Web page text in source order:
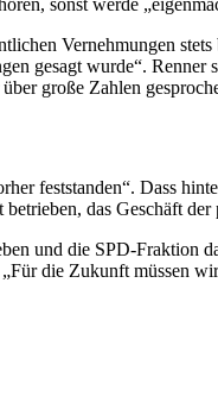
Vernehmungen
gesagt wurde“. Renner
große Zahlen
feststanden“. Dass
das Geschäft der
und die SPD-Fraktion
die Zukunft müssen